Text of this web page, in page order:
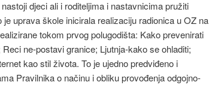
djeci ali i roditeljima i nastavnicima pružiti
uprava škole inicirala realizaciju radionica u OZ na
tokom prvog polugodišta: Kako prevenirati
ne-postavi granice; Ljutnja-kako se ohladiti;
kao stil života. To je ujedno predviđeno i
Pravilnika o načinu i obliku provođenja odgojno-